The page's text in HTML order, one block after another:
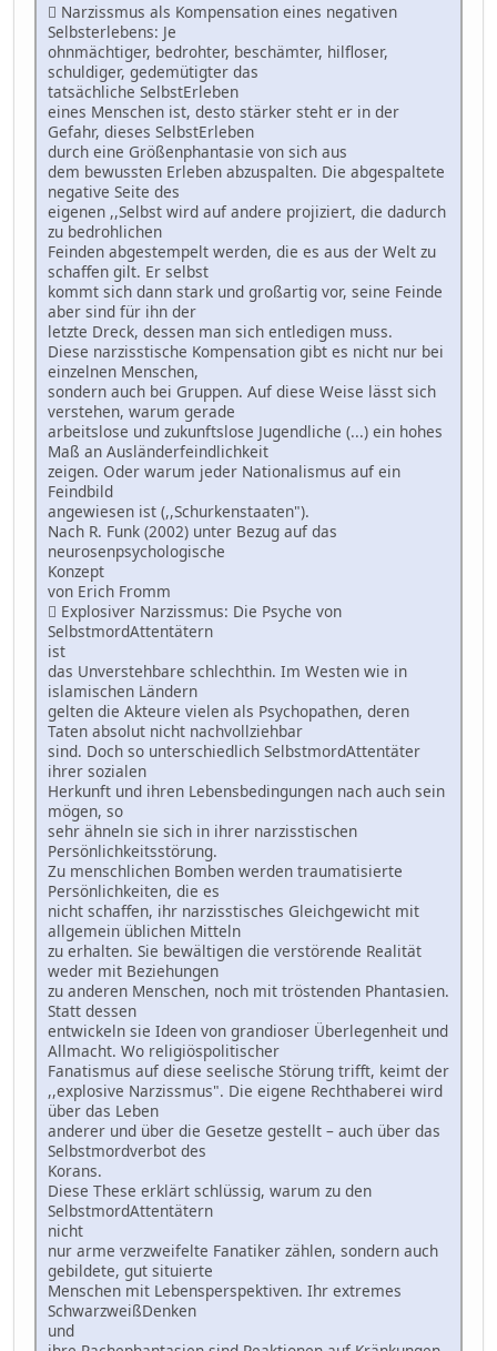
 Narzissmus als Kompensation eines negativen
Selbsterlebens: Je
ohnmächtiger, bedrohter, beschämter, hilfloser,
schuldiger, gedemütigter das
tatsächliche SelbstErleben
eines Menschen ist, desto stärker steht er in der
Gefahr, dieses SelbstErleben
durch eine Größenphantasie von sich aus
dem bewussten Erleben abzuspalten. Die abgespaltete
negative Seite des
eigenen ,,Selbst wird auf andere projiziert, die dadurch
zu bedrohlichen
Feinden abgestempelt werden, die es aus der Welt zu
schaffen gilt. Er selbst
kommt sich dann stark und großartig vor, seine Feinde
aber sind für ihn der
letzte Dreck, dessen man sich entledigen muss.
Diese narzisstische Kompensation gibt es nicht nur bei
einzelnen Menschen,
sondern auch bei Gruppen. Auf diese Weise lässt sich
verstehen, warum gerade
arbeitslose und zukunftslose Jugendliche (...) ein hohes
Maß an Ausländerfeindlichkeit
zeigen. Oder warum jeder Nationalismus auf ein
Feindbild
angewiesen ist (,,Schurkenstaaten").
Nach R. Funk (2002) unter Bezug auf das
neurosenpsychologische
Konzept
von Erich Fromm
 Explosiver Narzissmus: Die Psyche von
SelbstmordAttentätern
ist
das Unverstehbare schlechthin. Im Westen wie in
islamischen Ländern
gelten die Akteure vielen als Psychopathen, deren
Taten absolut nicht nachvollziehbar
sind. Doch so unterschiedlich SelbstmordAttentäter
ihrer sozialen
Herkunft und ihren Lebensbedingungen nach auch sein
mögen, so
sehr ähneln sie sich in ihrer narzisstischen
Persönlichkeitsstörung.
Zu menschlichen Bomben werden traumatisierte
Persönlichkeiten, die es
nicht schaffen, ihr narzisstisches Gleichgewicht mit
allgemein üblichen Mitteln
zu erhalten. Sie bewältigen die verstörende Realität
weder mit Beziehungen
zu anderen Menschen, noch mit tröstenden Phantasien.
Statt dessen
entwickeln sie Ideen von grandioser Überlegenheit und
Allmacht. Wo religiöspolitischer
Fanatismus auf diese seelische Störung trifft, keimt der
,,explosive Narzissmus". Die eigene Rechthaberei wird
über das Leben
anderer und über die Gesetze gestellt – auch über das
Selbstmordverbot des
Korans.
Diese These erklärt schlüssig, warum zu den
SelbstmordAttentätern
nicht
nur arme verzweifelte Fanatiker zählen, sondern auch
gebildete, gut situierte
Menschen mit Lebensperspektiven. Ihr extremes
SchwarzweißDenken
und